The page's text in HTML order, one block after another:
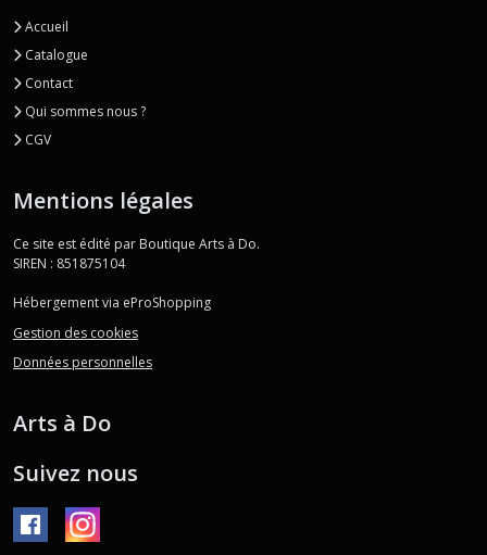
Accueil
Catalogue
Contact
Qui sommes nous ?
CGV
Mentions légales
Ce site est édité par Boutique Arts à Do.
SIREN : 851875104
Hébergement via eProShopping
Gestion des cookies
Données personnelles
Arts à Do
Suivez nous